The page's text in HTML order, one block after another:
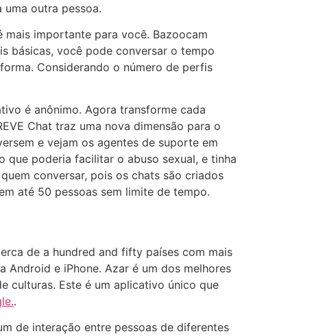
outra pessoa.
mais importante para você. Bazoocam
básicas, você pode conversar o tempo
Considerando o número de perfis
é anônimo. Agora transforme cada
Chat traz uma nova dimensão para o
e vejam os agentes de suporte em
que poderia facilitar o abuso sexual, e tinha
conversar, pois os chats são criados
até 50 pessoas sem limite de tempo.
de a hundred and fifty países com mais
e iPhone. Azar é um dos melhores
culturas. Este é um aplicativo único que
.
de interação entre pessoas de diferentes